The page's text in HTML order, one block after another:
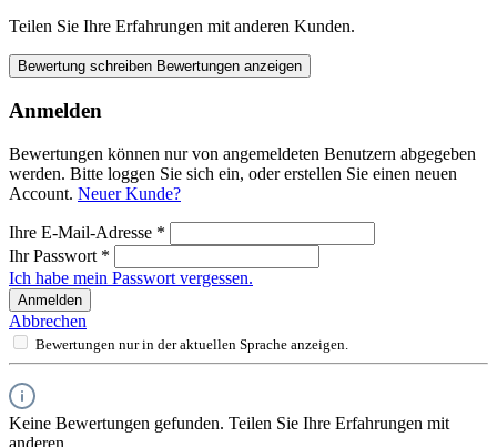
Teilen Sie Ihre Erfahrungen mit anderen Kunden.
Bewertung schreiben Bewertungen anzeigen
Anmelden
Bewertungen können nur von angemeldeten Benutzern abgegeben
werden. Bitte loggen Sie sich ein, oder erstellen Sie einen neuen
Account. Neuer Kunde?
Ihre E-Mail-Adresse *
Ihr Passwort *
Ich habe mein Passwort vergessen.
Anmelden
Abbrechen
Bewertungen nur in der aktuellen Sprache anzeigen.
Keine Bewertungen gefunden. Teilen Sie Ihre Erfahrungen mit
anderen.